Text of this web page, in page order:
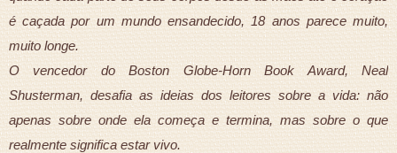
é caçada por um mundo ensandecido, 18 anos parece muito,
muito longe.
O vencedor do Boston Globe-Horn Book Award, Neal
Shusterman, desafia as ideias dos leitores sobre a vida: não
apenas sobre onde ela começa e termina, mas sobre o que
realmente significa estar vivo.